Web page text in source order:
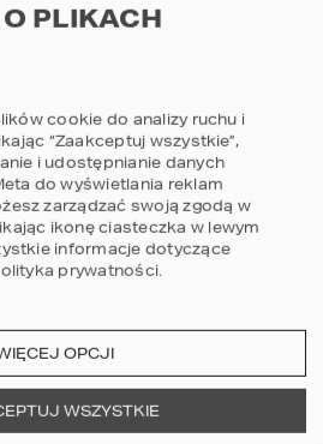
PLIKACH
cookie do analizy ruchu i
“Zaakceptuj wszystkie”,
i udostępnianie danych
do wyświetlania reklam
zarządzać swoją zgodą w
ikonę ciasteczka w lewym
informacje dotyczące
prywatności.
OPCJI
WSZYSTKIE